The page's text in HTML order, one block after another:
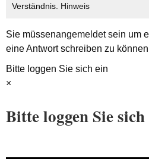
Verständnis. Hinweis
Sie müssenangemeldetsein um
eine Antwort schreiben zu können
Bitte loggen Sie sich ein
×
Bitte loggen Sie